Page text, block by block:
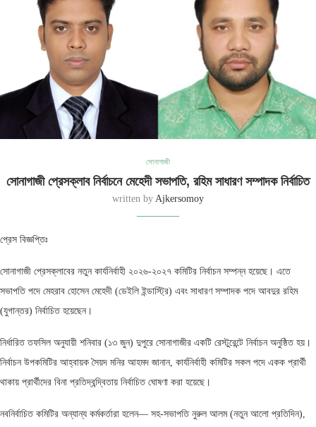
সোনাগাজী
সোনাগাজী প্রেসক্লাব নির্বাচনে মেহেদী সভাপতি, রহিম সাধারণ সম্পাদক নির্বাচিত
written by Ajkersomoy
প্রেস বিজ্ঞপ্তিঃ
সোনাগাজী প্রেসক্লাবের নতুন কার্যনির্বাহী ২০২৬-২০২৭ কমিটির নির্বাচন সম্পন্ন হয়েছে। এতে
সভাপতি পদে মেহরাব হোসেন মেহেদী (ডেইলি ইন্ডাস্ট্রি) এবং সাধারণ সম্পাদক পদে আবদুর রহিম
(যুগান্তর) নির্বাচিত হয়েছেন।
নির্ধারিত তফসিল অনুযায়ী শনিবার (১৩ জুন) দুপুরে সোনাগাজীর একটি রেস্টুরেন্টে নির্বাচন অনুষ্ঠিত হয়।
নির্বাচন উপকমিটির আহ্বায়ক সৈয়দ মনির আহমদ জানান, কার্যনির্বাহী কমিটির সকল পদে একক প্রার্থী
থাকায় প্রার্থীদের বিনা প্রতিদ্বন্দ্বিতায় নির্বাচিত ঘোষণা করা হয়েছে।
নবনির্বাচিত কমিটির অন্যান্য কর্মকর্তারা হলেন— সহ-সভাপতি নুরুল আলম (নতুন আলো প্রতিদিন),